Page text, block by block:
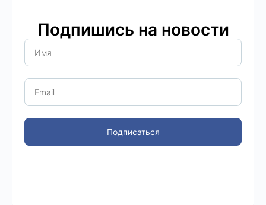
Подпишись на новости
Подписаться